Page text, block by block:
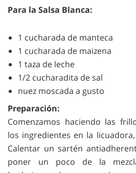
Para la Salsa Blanca:
1 cucharada de manteca
1 cucharada de maizena
1 taza de leche
1/2 cucharadita de sal
nuez moscada a gusto
Preparación:
Comenzamos haciendo las
los ingredientes en la
Calentar un sartén
poner un poco de la